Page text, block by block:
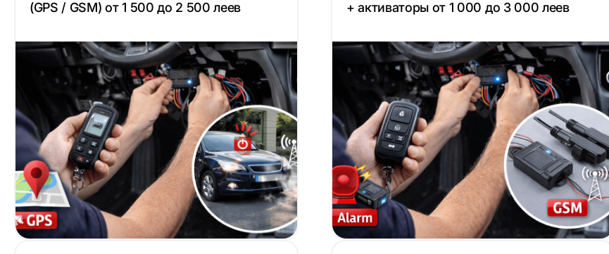
(GPS / GSM) от 1 500 до 2 500 леев
+ активаторы от 1 000 до 3 000 леев